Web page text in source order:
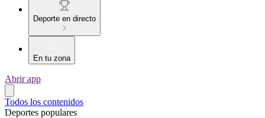
Deporte en directo
En tu zona
Abrir app
Todos los contenidos
Deportes populares